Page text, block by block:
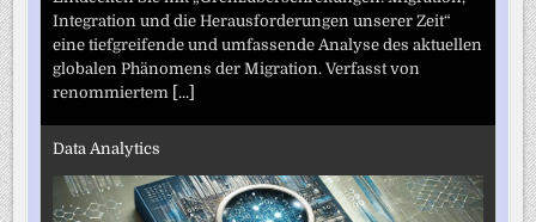
Integration und die Herausforderungen unserer Zeit“
eine tiefgreifende und umfassende Analyse des aktuellen
globalen Phänomens der Migration. Verfasst von
renommiertem [...]
Data Analytics